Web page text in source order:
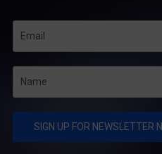
पुनरीक्षण अभियान के
आनंद स्वरूप ने